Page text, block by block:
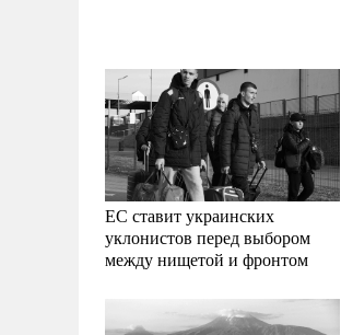
ЕС ставит украинских
уклонистов перед выбором
между нищетой и фронтом